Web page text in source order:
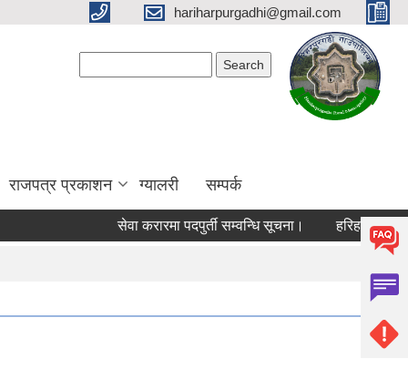
hariharpurgadhi@gmail.com
राजपत्र प्रकाशन ग्यालरी सम्पर्क
सेवा करारमा पदपुर्ती सम्वन्धि सूचना। हरिहरपुरगढी